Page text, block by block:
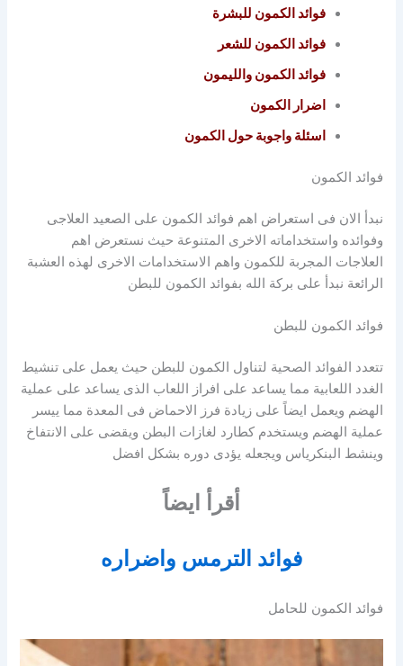
فوائد الكمون للبشرة
فوائد الكمون للشعر
فوائد الكمون والليمون
اضرار الكمون
اسئلة واجوبة حول الكمون
فوائد الكمون
نبدأ الان فى استعراض اهم فوائد الكمون على الصعيد العلاجى
وفوائده واستخداماته الاخرى المتنوعة حيث نستعرض اهم
العلاجات المجربة للكمون واهم الاستخدامات الاخرى لهذه العشبة
الرائعة نبدأ على بركة الله بفوائد الكمون للبطن
فوائد الكمون للبطن
تتعدد الفوائد الصحية لتناول الكمون للبطن حيث يعمل على تنشيط
الغدد اللعابية مما يساعد على افراز اللعاب الذى يساعد على عملية
الهضم ويعمل ايضاً على زيادة فرز الاحماض فى المعدة مما ييسر
عملية الهضم ويستخدم كطارد لغازات البطن ويقضى على الانتفاخ
وينشط البنكرياس ويجعله يؤدى دوره بشكل افضل
أقرأ ايضاً
فوائد الترمس واضراره
فوائد الكمون للحامل